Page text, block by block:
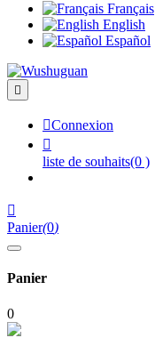
Français
English
Español

Connexion

liste de souhaits(0 )

Panier(0)
Panier
0